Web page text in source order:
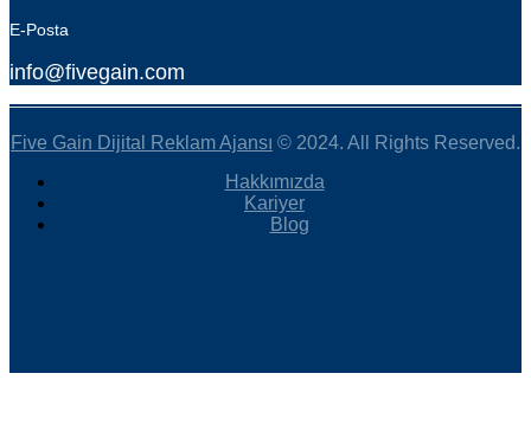
E-Posta
info@fivegain.com
Five Gain Dijital Reklam Ajansı © 2024. All Rights Reserved.
Hakkımızda
Kariyer
Blog